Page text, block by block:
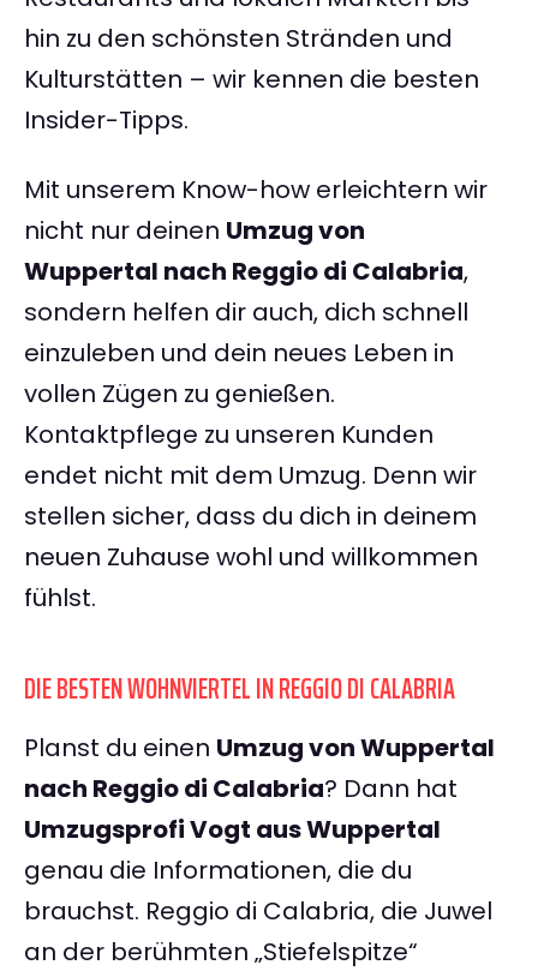
hin zu den schönsten Stränden und
Kulturstätten – wir kennen die besten
Insider-Tipps.
Mit unserem Know-how erleichtern wir
nicht nur deinen Umzug von
Wuppertal nach Reggio di Calabria,
sondern helfen dir auch, dich schnell
einzuleben und dein neues Leben in
vollen Zügen zu genießen.
Kontaktpflege zu unseren Kunden
endet nicht mit dem Umzug. Denn wir
stellen sicher, dass du dich in deinem
neuen Zuhause wohl und willkommen
fühlst.
DIE BESTEN WOHNVIERTEL IN REGGIO DI CALABRIA
Planst du einen Umzug von Wuppertal
nach Reggio di Calabria? Dann hat
Umzugsprofi Vogt aus Wuppertal
genau die Informationen, die du
brauchst. Reggio di Calabria, die Juwel
an der berühmten „Stiefelspitze“